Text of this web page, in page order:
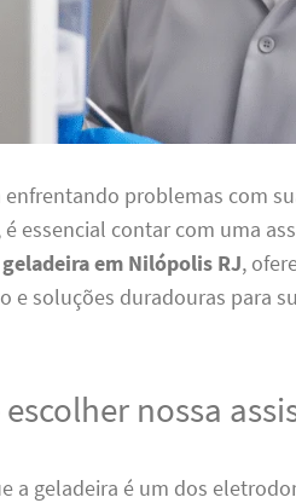
enfrentando problemas com
é essencial contar com uma
em Nilópolis RJ,
e soluções duradouras para
nossa
a geladeira é um dos